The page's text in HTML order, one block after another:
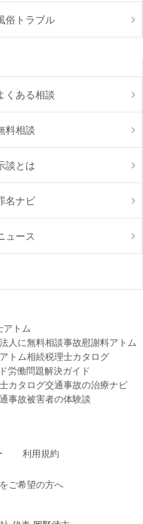
俗トラブル
くある相談
料相談
談とは
名ナビ
ュース
アトム
人に無料相談事故慰謝料アトム
トム相続税理士カタログ
労働問題解決ガイド
カタログ交通事故の治療ナビ
事故被害者の体験談
利用規約
ご希望の方へ